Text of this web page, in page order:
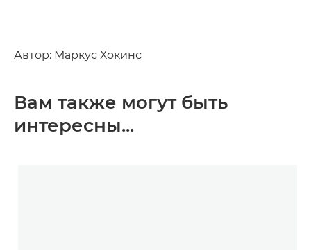
Автор: Маркус Хокинс
Вам также могут быть
интересны...